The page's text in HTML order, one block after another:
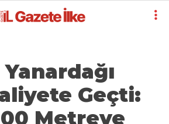
Geçti:
Metreye